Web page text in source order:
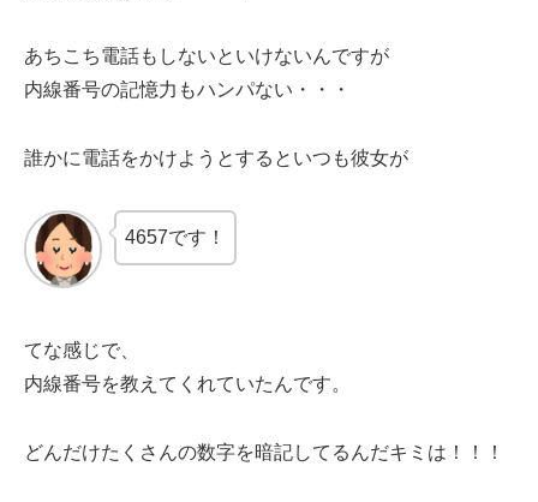
あちこち電話もしないといけないんですが
内線番号の記憶力もハンパない・・・
誰かに電話をかけようとするといつも彼女が
4657です！
てな感じで、
内線番号を教えてくれていたんです。
どんだけたくさんの数字を暗記してるんだキミは！！！